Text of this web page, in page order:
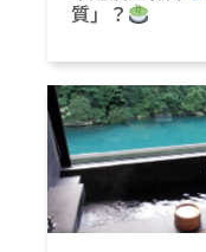
質」？